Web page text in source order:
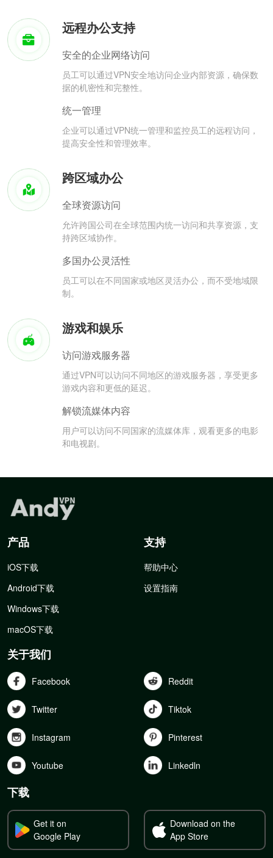
远程办公支持
安全的企业网络访问
员工可以通过VPN安全地访问企业内部资源，确保数
据的机密性和完整性。
统一管理
企业可以通过VPN统一管理和监控员工的远程访问，
提高安全性和管理效率。
跨区域办公
全球资源访问
允许跨国公司在全球范围内统一访问和共享资源，支
持跨区域协作。
多国办公灵活性
员工可以在不同国家或地区灵活办公，而不受地域限
制。
游戏和娱乐
访问游戏服务器
通过VPN可以访问不同地区的游戏服务器，享受更多
游戏内容和更低的延迟。
解锁流媒体内容
用户可以访问不同国家的流媒体库，观看更多的电影
和电视剧。
产品
iOS下载
Android下载
Windows下载
macOS下载
支持
帮助中心
设置指南
关于我们
Facebook Reddit
Twitter Tiktok
Instagram Pinterest
Youtube Linkedln
下载
Get it on
Google Play
Download on the
App Store